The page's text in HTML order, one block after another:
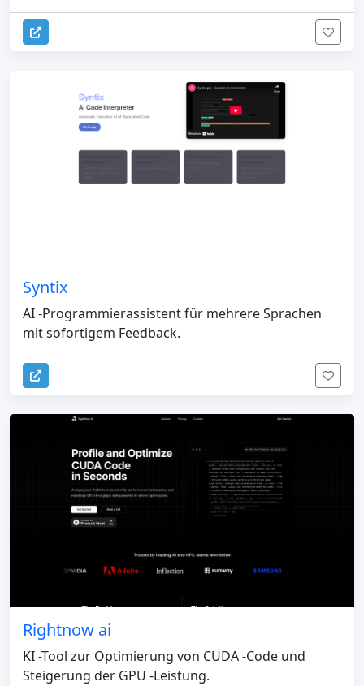
Syntix
AI -Programmierassistent für mehrere Sprachen
mit sofortigem Feedback.
Rightnow ai
KI -Tool zur Optimierung von CUDA -Code und
Steigerung der GPU -Leistung.